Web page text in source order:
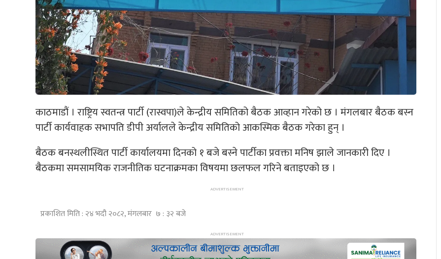
काठमाडौं । राष्ट्रिय स्वतन्त्र पार्टी (रास्वपा)ले केन्द्रीय समितिको बैठक आव्हान गरेको छ । मंगलबार बैठक बस्न
पार्टी कार्यवाहक सभापति डीपी अर्यालले केन्द्रीय समितिको आकस्मिक बैठक गरेका हुन् ।
बैठक बनस्थलीस्थित पार्टी कार्यालयमा दिनको १ बजे बस्ने पार्टीका प्रवक्ता मनिष झाले जानकारी दिए ।
बैठकमा समसामयिक राजनीतिक घटनाक्रमका विषयमा छलफल गरिने बताइएको छ ।
प्रकाशित मिति : २४ भदौ २०८२, मंगलबार ७ : ३२ बजे